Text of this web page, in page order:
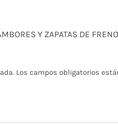
Y ZAPATAS DE
Los campos obligatorios